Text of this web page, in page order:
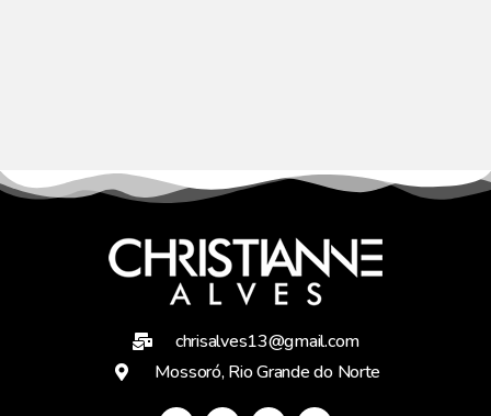
chrisalves13@gmail.com
Mossoró, Rio Grande do Norte